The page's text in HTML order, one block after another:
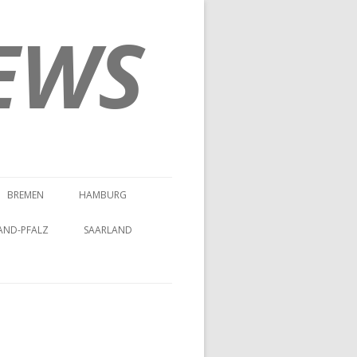
BREMEN HAMBURG
PFALZ SAARLAND